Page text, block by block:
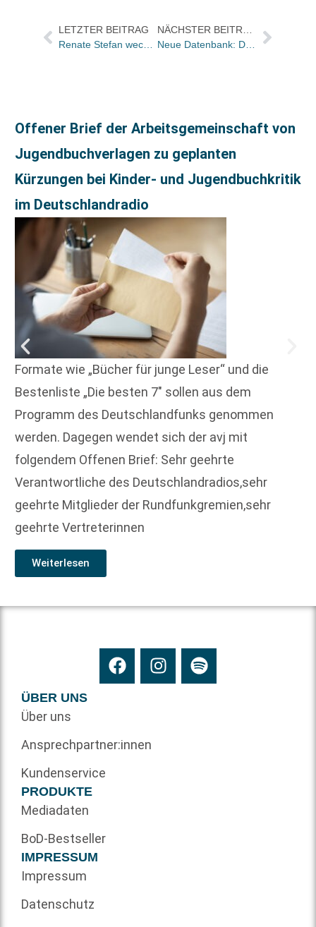
LETZTER BEITRAG
Renate Stefan wechselt in die Herstellung zu Aufbau
Offener Brief der Arbeitsgemeinschaft von
Jugendbuchverlagen zu geplanten
Kürzungen bei Kinder- und Jugendbuchkritik
im Deutschlandradio
Formate wie „Bücher für junge Leser“ und die
Bestenliste „Die besten 7″ sollen aus dem
Programm des Deutschlandfunks genommen
werden. Dagegen wendet sich der avj mit
folgendem Offenen Brief: Sehr geehrte
Verantwortliche des Deutschlandradios,sehr
geehrte Mitglieder der Rundfunkgremien,sehr
geehrte Vertreterinnen
Weiterlesen
ÜBER UNS
Über uns
Ansprechpartner:innen
Kundenservice
PRODUKTE
Mediadaten
BoD-Bestseller
IMPRESSUM
Impressum
Datenschutz